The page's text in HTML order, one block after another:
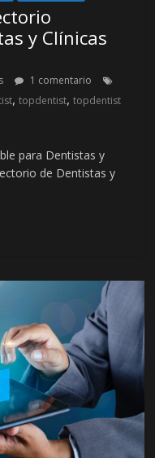
y Clínicas
1 comentario
,topdentist,topdentist
para Dentistas y
de Dentistas y